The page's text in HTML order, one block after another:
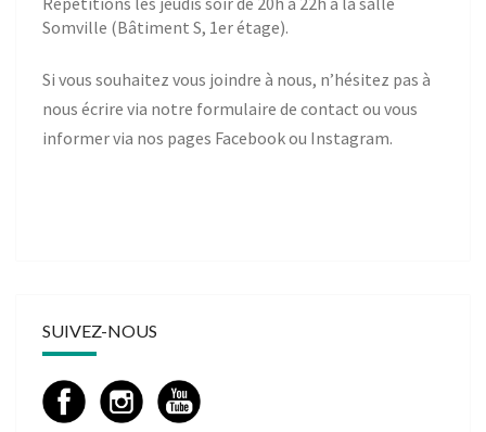
Somville (Bâtiment S, 1er étage).
Si vous souhaitez vous joindre à nous, n’hésitez pas à
nous écrire via notre formulaire de contact ou vous
informer via nos pages Facebookou Instagram.
SUIVEZ-NOUS